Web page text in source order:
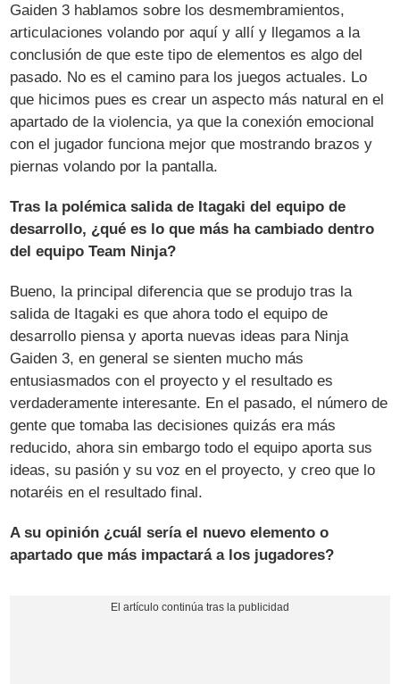
Gaiden 3 hablamos sobre los desmembramientos,
articulaciones volando por aquí y allí y llegamos a la
conclusión de que este tipo de elementos es algo del
pasado. No es el camino para los juegos actuales. Lo
que hicimos pues es crear un aspecto más natural en el
apartado de la violencia, ya que la conexión emocional
con el jugador funciona mejor que mostrando brazos y
piernas volando por la pantalla.
Tras la polémica salida de Itagaki del equipo de
desarrollo, ¿qué es lo que más ha cambiado dentro
del equipo Team Ninja?
Bueno, la principal diferencia que se produjo tras la
salida de Itagaki es que ahora todo el equipo de
desarrollo piensa y aporta nuevas ideas para Ninja
Gaiden 3, en general se sienten mucho más
entusiasmados con el proyecto y el resultado es
verdaderamente interesante. En el pasado, el número de
gente que tomaba las decisiones quizás era más
reducido, ahora sin embargo todo el equipo aporta sus
ideas, su pasión y su voz en el proyecto, y creo que lo
notaréis en el resultado final.
A su opinión ¿cuál sería el nuevo elemento o
apartado que más impactará a los jugadores?